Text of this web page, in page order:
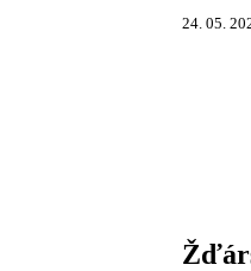
24. 05.